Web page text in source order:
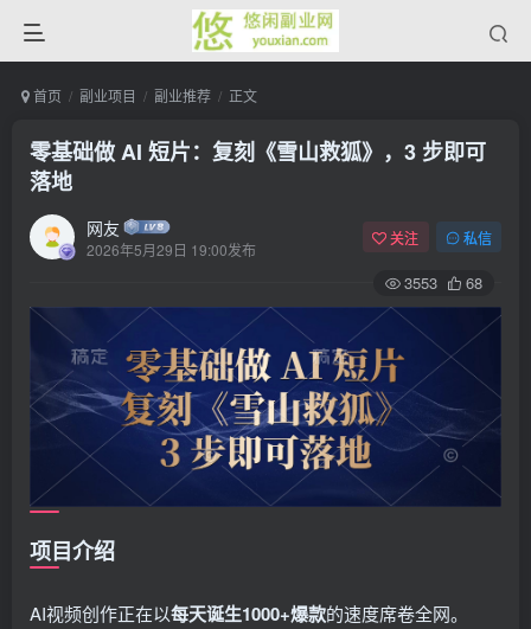
首页 副业项目 副业推荐 正文
零基础做 AI 短片：复刻《雪山救狐》，3 步即可
落地
网友
2026年5月29日 19:00发布
关注 私信
3553 68
项目介绍
AI视频创作正在以每天诞生1000+爆款的速度席卷全网。